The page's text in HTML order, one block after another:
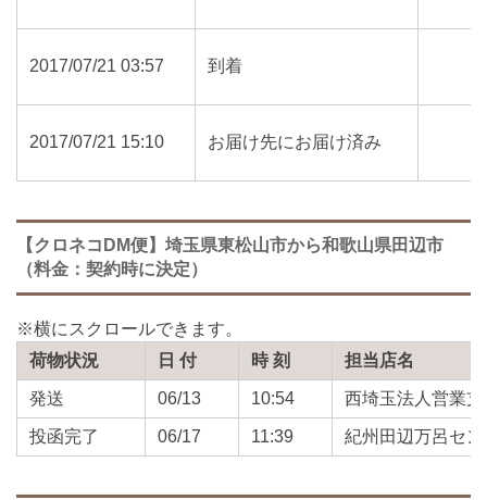
2017/07/21 03:57 到着
2017/07/21 15:10 お届け先にお届け済み
【クロネコDM便】埼玉県東松山市から和歌山県田辺市
（料金：契約時に決定）
荷物状況 日 付 時 刻 担当店名
発送 06/13 10:54 西埼玉法人営業支
投函完了 06/17 11:39 紀州田辺万呂セ